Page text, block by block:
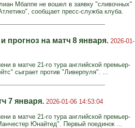
Мбаппе не вошел в заявку "сливочных"
сообщает пресс-служба клуба.
прогноз на матч 8 января. 2026-01-
в матче 21-го тура английской премьер-
сыграет против "Ливерпуля". ...
7 января. 2026-01-06 14:53:04
в матче 21-го тура английской премьер-
Юнайтед". Первый поединок ...